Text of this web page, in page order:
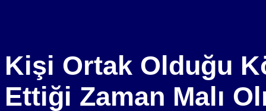
Kişi Ortak Olduğu
Ettiği Zaman Malı